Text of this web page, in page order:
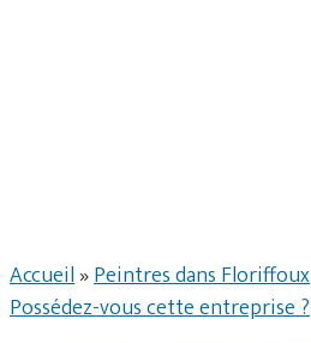
Accueil»Peintres dans Floriffoux
Possédez-vous cette entreprise ?